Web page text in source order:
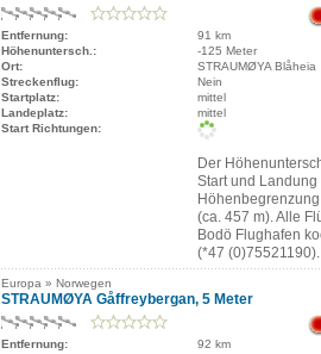
Entfernung:
91 km
Höhenuntersch.:
-125 Meter
Ort:
STRAUMØYA Blåheia
Streckenflug:
Nein
Startplatz:
mittel
Landeplatz:
mittel
Start Richtungen:
Der
Start und
(ca. 457 m). Alle
Bodö Flughafen
(*47 (0)75521190).
Europa » Norwegen
STRAUMØYA Gåffreybergan, 5 Meter
Entfernung:
92 km